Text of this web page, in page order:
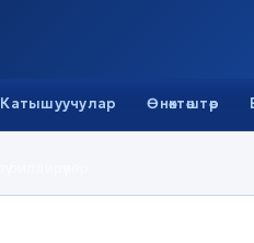
Катышуучулар Өнөктөштөр